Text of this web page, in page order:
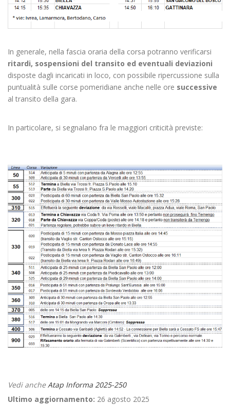
In generale, nella fascia oraria della corsa potranno verificarsi
ritardi, sospensioni del transito ed eventuali deviazioni
disposte dagli incaricati in loco, con possibile ripercussione sulla
puntualità sulle corse pomeridiane anche nelle ore successive
al transito della gara.
In particolare, si segnalano fra le maggiori criticità previste:
Vedi ancheAtap Informa 2025-250
Ultimo aggiornamento: 26 agosto 2025